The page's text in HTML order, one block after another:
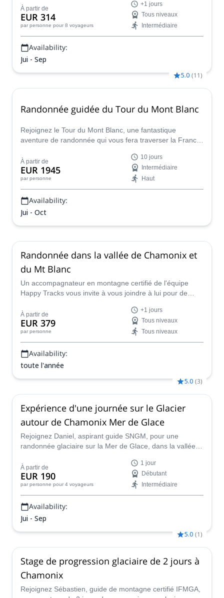
lacs, des glaciers et des hauts sommets époustouflants,
en compagnie de Fabrice, accompagnateur en montagne
certifié UIMLA.
À partir de
EUR 314
par personne pour 8 voyageurs
+1 jours
Tous niveaux
Intermédiaire
Availability:
Jui - Sep
5.0 (11)
Randonnée guidée du Tour du Mont Blanc
Rejoignez le Tour du Mont Blanc, une fantastique
aventure de randonnée qui vous fera traverser la France,
montagne certifié de l'équipe Happy Tracks.
À partir de
EUR 1945
par personne
10 jours
Intermédiaire
Haut
Availability:
Jui - Oct
Randonnée dans la vallée de Chamonix et
du Mt Blanc
Un accompagnateur en montagne certifié de l'équipe
Happy Tracks vous invite à vous joindre à lui pour de
Blanc en France.
À partir de
EUR 379
par personne
+1 jours
Tous niveaux
Tous niveaux
Availability:
toute l'année
5.0 (3)
Expérience d'une journée sur le Glacier
autour de Chamonix Mer de Glace
Rejoignez Daniel, aspirant guide SNGM, pour une
randonnée glaciaire sur la Mer de Glace, dans la vallée
du Mont Blanc comme l'Aiguille du Dru.
À partir de
EUR 190
par personne pour 4 voyageurs
1 jour
Débutant
Intermédiaire
Availability:
Jui - Sep
5.0 (1)
Stage de progression glaciaire de 2 jours à
Chamonix
Rejoignez Sébastien, guide de montagne certifié IFMGA,